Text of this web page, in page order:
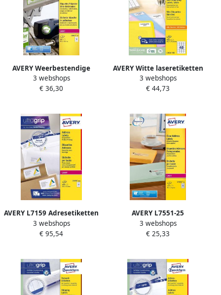
AVERY Weerbestendige
etiketten 99 1 x 38 1 mm
wit Laserprinter extra
3 webshops
€ 36,30
AVERY Witte laseretiketten
QuickPeel ft 45 7 x 25 4 mm
(b x h) 4.000 stuks doos van
3 webshops
€ 44,73
AVERY L7159 Adresetiketten
Laser Ultragrip wit 250
vellen 24 per vel 63 5 x 33 9
3 webshops
€ 95,54
AVERY L7551-25
adresetiketten ft 38 1 x 21 2
mm (b x h) 1.625 etiketten
3 webshops
€ 25,33